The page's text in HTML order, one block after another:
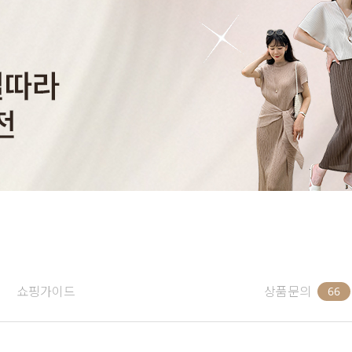
쇼핑가이드 상품문의 66